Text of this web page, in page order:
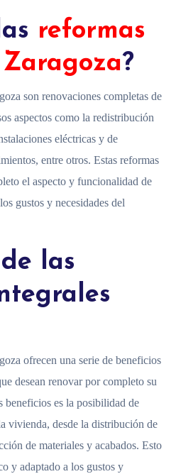
reformas
?
son renovaciones completas de
aspectos como la redistribución
eléctricas y de
entre otros. Estas reformas
el aspecto y funcionalidad de
gustos y necesidades del
las
ofrecen una serie de beneficios
desean renovar por completo su
beneficios es la posibilidad de
vivienda, desde la distribución de
de materiales y acabados. Esto
y adaptado a los gustos y